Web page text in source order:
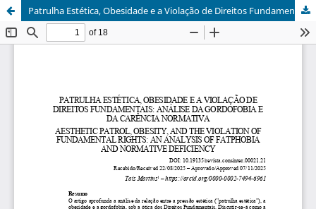
Patrulha Estética, Obesidade e a Violação de Direitos Fundamentais: Análise da Gordofobia e da Carência Normativa